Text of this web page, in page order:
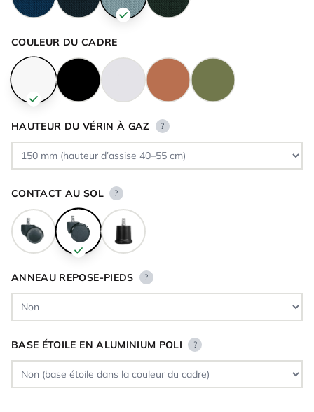
COULEUR DU CADRE
HAUTEUR DU VÉRIN À GAZ ?
CONTACT AU SOL ?
ANNEAU REPOSE-PIEDS ?
BASE ÉTOILE EN ALUMINIUM POLI ?